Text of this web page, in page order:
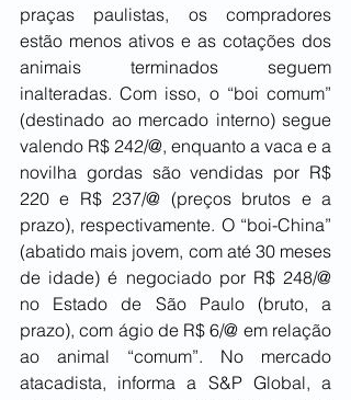
praças paulistas, os compradores
estão menos ativos e as cotações dos
animais terminados seguem
inalteradas. Com isso, o “boi comum”
(destinado ao mercado interno) segue
valendo R$ 242/@, enquanto a vaca e a
novilha gordas são vendidas por R$
220 e R$ 237/@ (preços brutos e a
prazo), respectivamente. O “boi-China”
(abatido mais jovem, com até 30 meses
de idade) é negociado por R$ 248/@
no Estado de São Paulo (bruto, a
prazo), com ágio de R$ 6/@ em relação
ao animal “comum”. No mercado
atacadista, informa a S&P Global, a